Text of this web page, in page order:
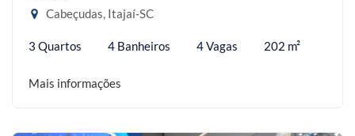
Cabeçudas, Itajaí-SC
3 Quartos 4 Banheiros 4 Vagas 202 m²
Mais informações